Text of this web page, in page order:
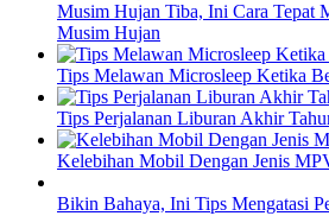
Musim Hujan Tiba, Ini Cara Tepat
Musim Hujan
Tips Melawan Microsleep Ketika
Tips Perjalanan Liburan Akhir
Kelebihan Mobil Dengan Jenis
Bikin Bahaya, Ini Tips Mengatasi